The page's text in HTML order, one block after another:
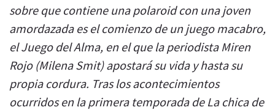
sobre que contiene una polaroid con una joven
amordazada es el comienzo de un juego macabro,
el Juego del Alma, en el que la periodista Miren
Rojo (Milena Smit) apostará su vida y hasta su
propia cordura. Tras los acontecimientos
ocurridos en la primera temporada de La chica de